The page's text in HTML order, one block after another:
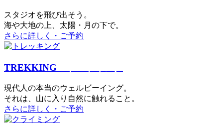
スタジオを⾶び出そう。
海や大地の上、太陽・⽉の下で。
さらに詳しく・ご予約
TREKKING
現代⼈の本当のウェルビーイング。
それは、⼭に⼊り⾃然に触れること。
さらに詳しく・ご予約